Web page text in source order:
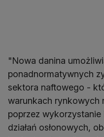
"Nowa danina
ponadnormatywnych
sektora naftowego -
warunkach rynkowych
poprzez wykorzystanie
działań osłonowych,